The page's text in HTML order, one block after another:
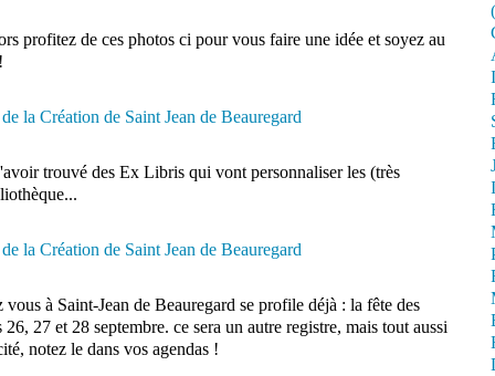
profitez de ces photos ci pour vous faire une idée et soyez au
trouvé des Ex Libris qui vont personnaliser les (très
à Saint-Jean de Beauregard se profile déjà : la fête des
27 et 28 septembre. ce sera un autre registre, mais tout aussi
notez le dans vos agendas !